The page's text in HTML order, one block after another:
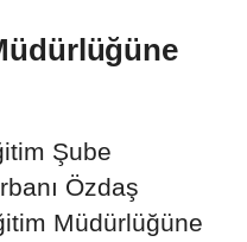
Şube
Özdaş
Müdürlüğüne